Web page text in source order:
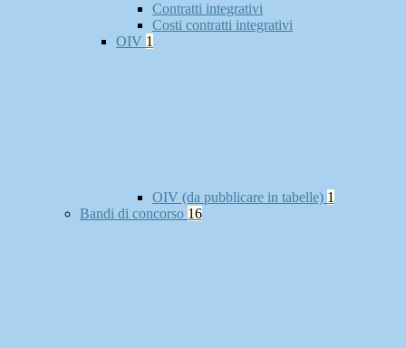
Contratti integrativi
Costi contratti integrativi
OIV 1
OIV (da pubblicare in tabelle) 1
Bandi di concorso 16